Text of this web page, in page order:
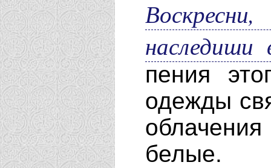
наследиши
пения
одежды
белые.